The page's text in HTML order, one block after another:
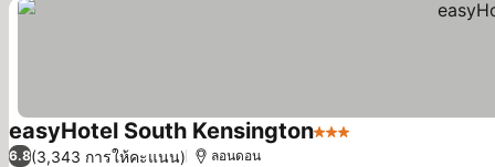
easyHotel South Kensington3 ดาว
6.8(3,343 การให้คะแนน) ลอนดอน